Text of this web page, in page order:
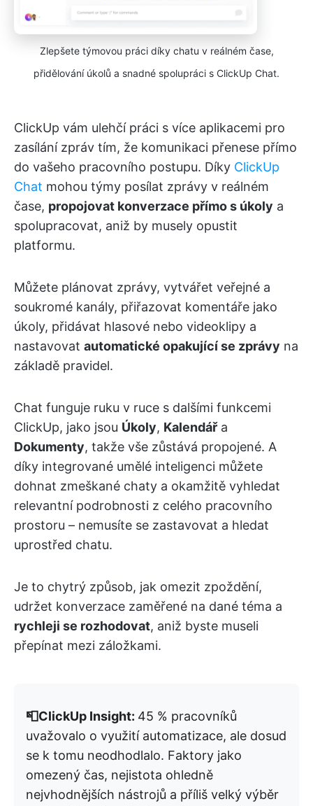
Zlepšete týmovou práci díky chatu v reálném čase,
přidělování úkolů a snadné spolupráci s ClickUp Chat.
ClickUp vám ulehčí práci s více aplikacemi pro
zasílání zpráv tím, že komunikaci přenese přímo
do vašeho pracovního postupu. Díky ClickUp
Chat mohou týmy posílat zprávy v reálném
čase, propojovat konverzace přímo s úkoly a
spolupracovat, aniž by musely opustit
platformu.
Můžete plánovat zprávy, vytvářet veřejné a
soukromé kanály, přiřazovat komentáře jako
úkoly, přidávat hlasové nebo videoklipy a
nastavovat automatické opakující se zprávy na
základě pravidel.
Chat funguje ruku v ruce s dalšími funkcemi
ClickUp, jako jsou Úkoly, Kalendářa
Dokumenty, takže vše zůstává propojené. A
díky integrované umělé inteligenci můžete
dohnat zmeškané chaty a okamžitě vyhledat
relevantní podrobnosti z celého pracovního
prostoru – nemusíte se zastavovat a hledat
uprostřed chatu.
Je to chytrý způsob, jak omezit zpoždění,
udržet konverzace zaměřené na dané téma a
rychleji se rozhodovat, aniž byste museli
přepínat mezi záložkami.
📮ClickUp Insight: 45 % pracovníků
uvažovalo o využití automatizace, ale dosud
se k tomu neodhodlalo. Faktory jako
omezený čas, nejistota ohledně
nejvhodnějších nástrojů a příliš velký výběr